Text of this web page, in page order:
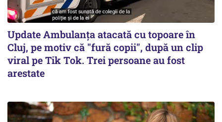
Update Ambulanța atacată cu topoare în
Cluj, pe motiv că "fură copii", după un clip
viral pe Tik Tok. Trei persoane au fost
arestate